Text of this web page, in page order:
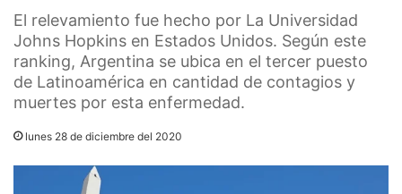
El relevamiento fue hecho por La Universidad
Johns Hopkins en Estados Unidos. Según este
ranking, Argentina se ubica en el tercer puesto
de Latinoamérica en cantidad de contagios y
muertes por esta enfermedad.
lunes 28 de diciembre del 2020